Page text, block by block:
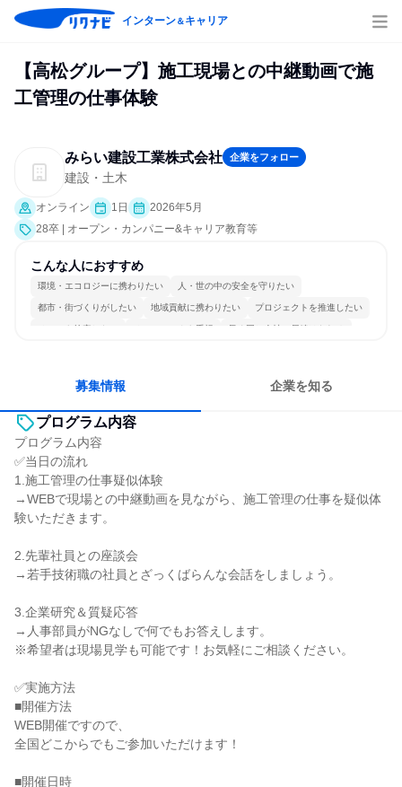
インターン＆キャリア
【高松グループ】施工現場との中継動画で施
工管理の仕事体験
みらい建設工業株式会社 企業をフォロー
建設・土木
オンライン 1日
2026年5月
28卒 | オープン・カンパニー&キャリア教育等
こんな人におすすめ
環境・エコロジーに携わりたい 人・世の中の安全を守りたい
都市・街づくりがしたい 地域貢献に携わりたい プロジェクトを推進したい
チームを統率したい チームワークを重視 長く同じ会社に居続けられる
募集情報 企業を知る
プログラム内容
プログラム内容
✅当日の流れ
1.施工管理の仕事疑似体験
→WEBで現場との中継動画を見ながら、施工管理の仕事を疑似体
験いただきます。
2.先輩社員との座談会
→若手技術職の社員とざっくばらんな会話をしましょう。
3.企業研究＆質疑応答
→人事部員がNGなしで何でもお答えします。
※希望者は現場見学も可能です！お気軽にご相談ください。
✅実施方法
■開催方法
WEB開催ですので、
全国どこからでもご参加いただけます！
■開催日時